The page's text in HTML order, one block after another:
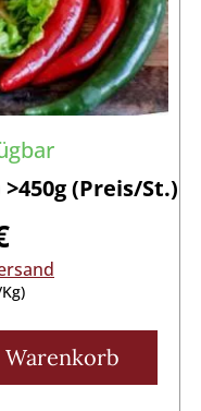
(Preis/St.)
Warenkorb